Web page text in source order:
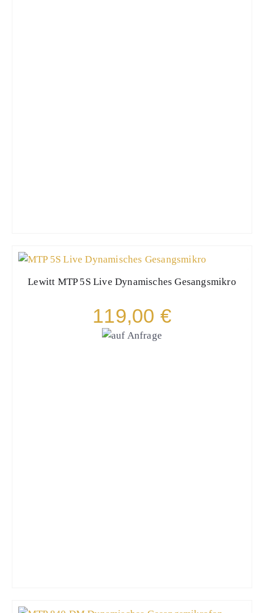
Lewitt MTP 5S Live Dynamisches Gesangsmikro
119,00 €